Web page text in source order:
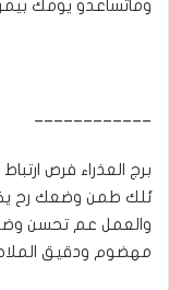
وماتساعدو يومك
برج العذراء فرص
ئلك طمن وضعك رح
والعمل عم تحسن
مهضوم ودقيق